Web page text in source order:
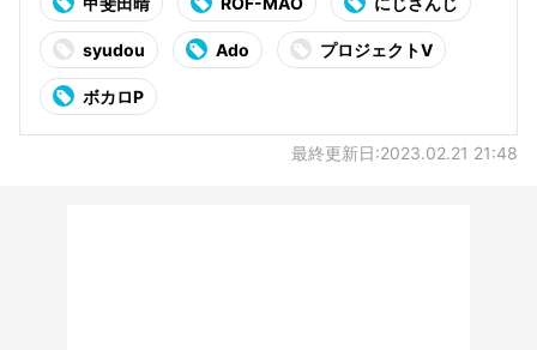
syudou Ado プロジェクトV
ボカロP
最終更新日:2023.02.21 21:48